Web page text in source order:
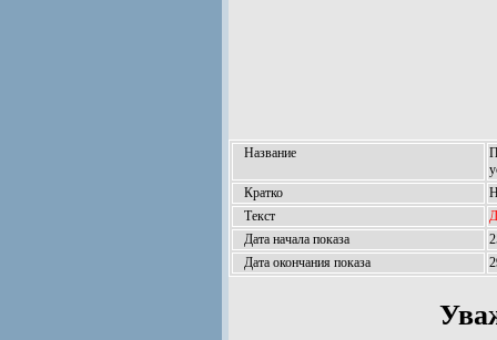
Название
Кратко
Текст
Дата начала показа
Дата окончания показа